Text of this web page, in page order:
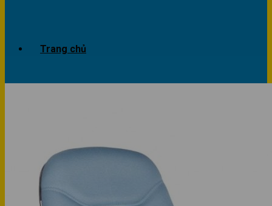
Trang chủ
Dự án
Công trình văn phòng
Công trình nhà ở